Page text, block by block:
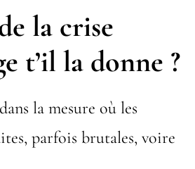
la crise
t’il la donne ?
la mesure où les
parfois brutales, voire